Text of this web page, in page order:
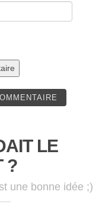
LE
?
une bonne idée ;)